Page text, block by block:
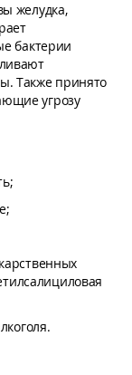
желудка,
бактерии
Также принято
угрозу